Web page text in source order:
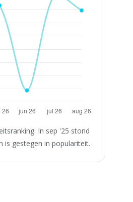
In sep '25 stond
is gestegen in populariteit.